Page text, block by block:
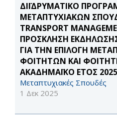
ΔΙΪΔΡΥΜΑΤΙΚΟ
ΜΕΤΑΠΤΥΧΙΑΚΩΝ
TRANSPORT
ΠΡΟΣΚΛΗΣΗ
ΓΙΑ ΤΗΝ ΕΠΙΛΟΓΗ
ΦΟΙΤΗΤΩΝ ΚΑΙ
ΑΚΑΔΗΜΑΪΚΟ ΕΤΟΣ 2025
Μεταπτυχιακές Σπουδές
1 Δεκ 2025